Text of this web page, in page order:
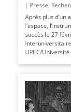
| Presse,
Après plus d’un
l’espace,
succès le 27
UPEC/Université